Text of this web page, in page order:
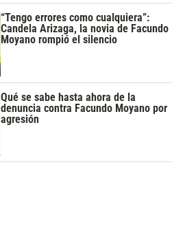
“Tengo errores como cualquiera”:
Candela Arizaga, la novia de Facundo
Moyano rompió el silencio
Qué se sabe hasta ahora de la
denuncia contra Facundo Moyano por
agresión